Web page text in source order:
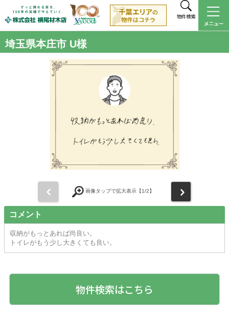
物件検索
埼玉県本庄市 U様
画像タップで拡大表示【1/2】
コメント
収納がもっとあれば尚良い。
トイレがもう少し大きくても良い。
物件検索はこちら